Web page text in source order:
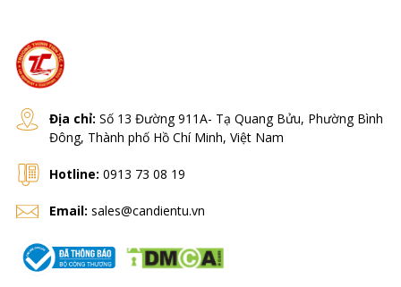
Địa chỉ: Số 13 Đường 911A- Tạ Quang Bửu, Phường Bình
Đông, Thành phố Hồ Chí Minh, Việt Nam
Hotline: 0913 73 08 19
Email: sales@candientu.vn